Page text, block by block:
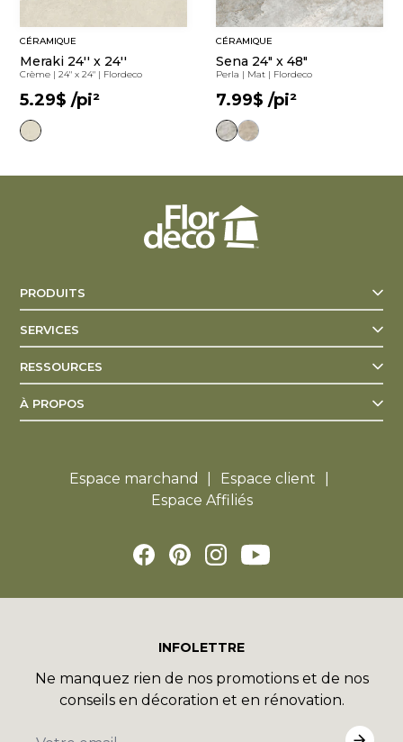
CÉRAMIQUE
Meraki 24'' x 24''
Crème |24" x 24" | Flordeco
5.29$ /pi²
CÉRAMIQUE
Sena 24" x 48"
Perla | Mat | Flordeco
7.99$ /pi²
PRODUITS
SERVICES
RESSOURCES
À PROPOS
Espace marchand
Espace client
Espace Affiliés
INFOLETTRE
Ne manquez rien de nos promotions et de nos
conseils en décoration et en rénovation.